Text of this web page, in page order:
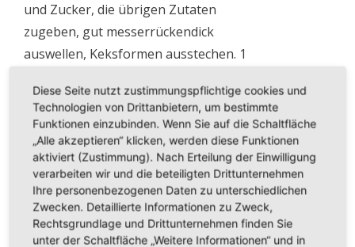
und Zucker, die übrigen Zutaten
zugeben, gut messerrückendick
auswellen, Keksformen ausstechen. 1
Zuckerdekoration nach Wahl verzieren.
Bei Mittelhitze lichtgelb backen.
Hier findet ihr das Video mit Schritt-für-
Schritt-Anleitung:
Diese Seite nutzt zustimmungspflichtige cookies und
Technologien von Drittanbietern, um bestimmte
Funktionen einzubinden. Wenn Sie auf die Schaltfläche
„Alle akzeptieren“ klicken, werden diese Funktionen
aktiviert (Zustimmung). Nach Erteilung der Einwilligung
verarbeiten wir und die beteiligten Drittunternehmen
Ihre personenbezogenen Daten zu unterschiedlichen
Zwecken. Detaillierte Informationen zu Zweck,
Rechtsgrundlage und Drittunternehmen finden Sie
unter der Schaltfläche „Weitere Informationen“ und in